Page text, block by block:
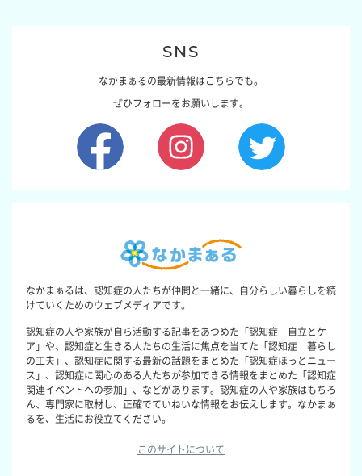
SNS
なかまぁるの最新情報はこちらでも。
ぜひフォローをお願いします。
なかまぁるは、認知症の人たちが仲間と一緒に、自分らしい暮らしを続
けていくためのウェブメディアです。
認知症の人や家族が自ら活動する記事をあつめた「認知症 自立とケ
ア」や、認知症と生きる人たちの生活に焦点を当てた「認知症 暮らし
の工夫」、認知症に関する最新の話題をまとめた「認知症ほっとニュー
ス」、認知症に関心のある人たちが参加できる情報をまとめた「認知症
関連イベントへの参加」、などがあります。認知症の人や家族はもちろ
ん、専門家に取材し、正確でていねいな情報をお伝えします。なかまぁ
るを、生活にお役立てください。
このサイトについて